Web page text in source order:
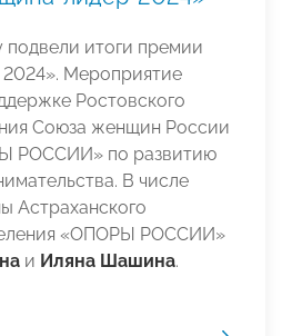
итоги премии
Мероприятие
Ростовского
Союза женщин России
РОССИИ» по развитию
В числе
Астраханского
«ОПОРЫ РОССИИ»
и Иляна Шашина.